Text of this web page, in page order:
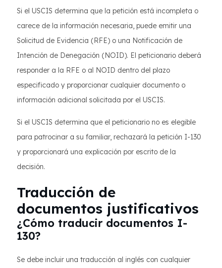
Si el USCIS determina que la petición está incompleta o
carece de la información necesaria, puede emitir una
Solicitud de Evidencia (RFE) o una Notificación de
Intención de Denegación (NOID). El peticionario deberá
responder a la RFE o al NOID dentro del plazo
especificado y proporcionar cualquier documento o
información adicional solicitada por el USCIS.
Si el USCIS determina que el peticionario no es elegible
para patrocinar a su familiar, rechazará la petición I-130
y proporcionará una explicación por escrito de la
decisión.
Traducción de
documentos justificativos
¿Cómo traducir documentos I-
130?
Se debe incluir una traducción al inglés con cualquier